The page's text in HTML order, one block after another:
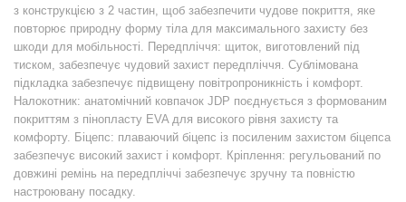
з конструкцією з 2 частин, щоб забезпечити чудове покриття, яке
повторює природну форму тіла для максимального захисту без
шкоди для мобільності. Передпліччя: щиток, виготовлений під
тиском, забезпечує чудовий захист передпліччя. Сублімована
підкладка забезпечує підвищену повітропроникність і комфорт.
Налокотник: анатомічний ковпачок JDP поєднується з формованим
покриттям з пінопласту EVA для високого рівня захисту та
комфорту. Біцепс: плаваючий біцепс із посиленим захистом біцепса
забезпечує високий захист і комфорт. Кріплення: регульований по
довжині ремінь на передпліччі забезпечує зручну та повністю
настроювану посадку.